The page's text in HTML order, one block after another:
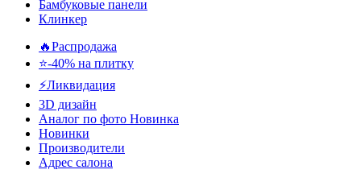
Бамбуковые панели
Клинкер
🔥Распродажа
⭐-40% на плитку
⚡️Ликвидация
3D дизайн
Аналог по фото Новинка
Новинки
Производители
Адрес салона